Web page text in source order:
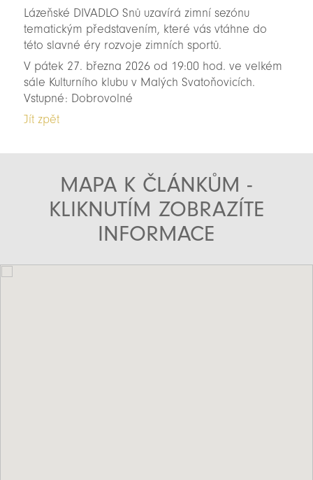
Lázeňské DIVADLO Snů uzavírá zimní sezónu
tematickým představením, které vás vtáhne do
této slavné éry rozvoje zimních sportů.
V pátek 27. března 2026 od 19:00 hod. ve velkém
sále Kulturního klubu v Malých Svatoňovicích.
Vstupné: Dobrovolné
Jít zpět
MAPA K ČLÁNKŮM -
KLIKNUTÍM ZOBRAZÍTE
INFORMACE